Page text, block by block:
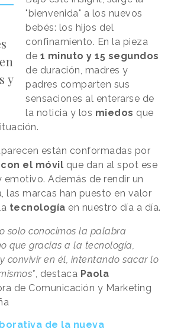
y
"bienvenida" a los nuevos
bebés: los hijos del
confinamiento. En la pieza
de 1 minuto y 15 segundos
de duración, madres y
padres comparten sus
sensaciones al enterarse de
la noticia y los miedos que
están conformadas por
el móvil que dan al spot ese
Además de rendir un
las marcas han puesto en valor
tecnología en nuestro día a día.
solo conocimos la palabra
que gracias a la tecnología,
convivir en él, intentando sacar lo
, destaca Paola
de Comunicación y Marketing
de la nueva